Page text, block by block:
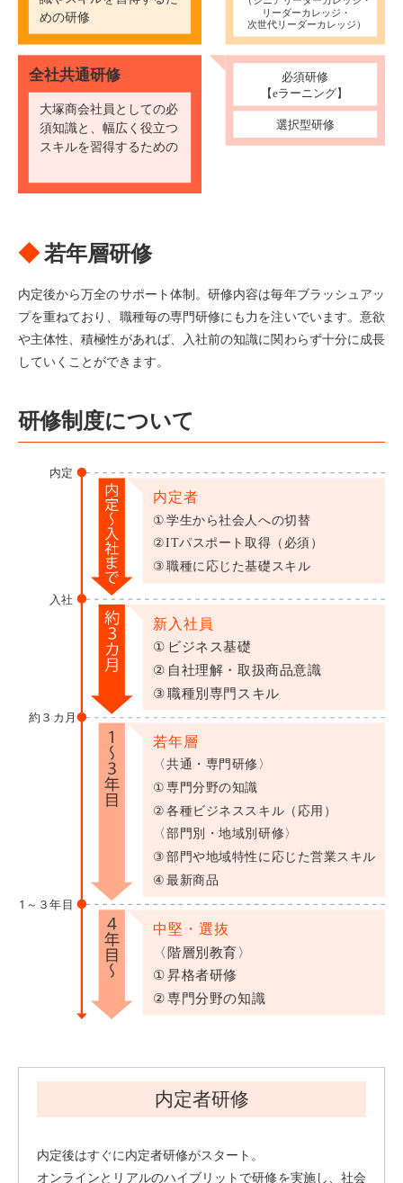
若年層研修
内定後から万全のサポート体制。研修内容は毎年ブラッシュアッ
プを重ねており、職種毎の専門研修にも力を注いでいます。意欲
や主体性、積極性があれば、入社前の知識に関わらず十分に成長
していくことができます。
研修制度について
内定者研修
内定後はすぐに内定者研修がスタート。
オンラインとリアルのハイブリットで研修を実施し、社会